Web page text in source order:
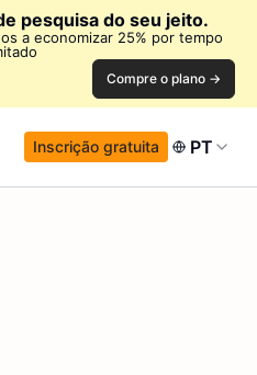
pesquisa do seu jeito.
a economizar 25% por tempo
Compre o plano →
Inscrição gratuita PT